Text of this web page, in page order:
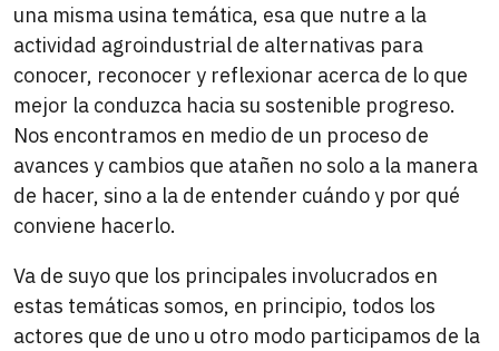
una misma usina temática, esa que nutre a la
actividad agroindustrial de alternativas para
conocer, reconocer y reflexionar acerca de lo que
mejor la conduzca hacia su sostenible progreso.
Nos encontramos en medio de un proceso de
avances y cambios que atañen no solo a la manera
de hacer, sino a la de entender cuándo y por qué
conviene hacerlo.
Va de suyo que los principales involucrados en
estas temáticas somos, en principio, todos los
actores que de uno u otro modo participamos de la